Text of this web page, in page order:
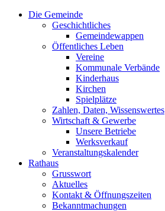
Die Gemeinde
Geschichtliches
Gemeindewappen
Öffentliches Leben
Vereine
Kommunale Verbände
Kinderhaus
Kirchen
Spielplätze
Zahlen, Daten, Wissenswertes
Wirtschaft & Gewerbe
Unsere Betriebe
Werksverkauf
Veranstaltungskalender
Rathaus
Grusswort
Aktuelles
Kontakt & Öffnungszeiten
Bekanntmachungen